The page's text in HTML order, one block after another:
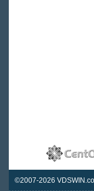
©2007-2026